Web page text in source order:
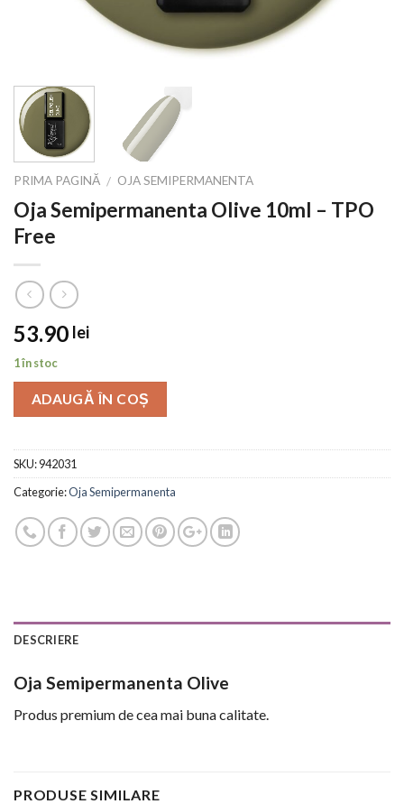
PRIMA PAGINĂ / OJA SEMIPERMANENTA
Oja Semipermanenta Olive 10ml – TPO
Free
53.90 lei
1 în stoc
ADAUGĂ ÎN COȘ
SKU:942031
Categorie:Oja Semipermanenta
DESCRIERE
Oja Semipermanenta Olive
Produs premium de cea mai buna calitate.
PRODUSE SIMILARE